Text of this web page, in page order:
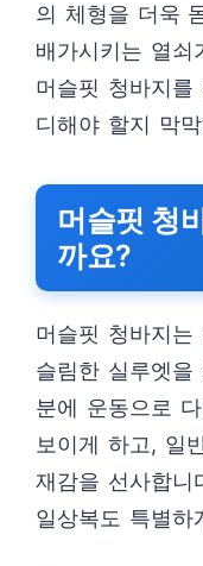
의 체형을 더욱
배가시키는 열쇠
머슬핏 청바지를
디해야 할지 막
머슬핏 청
까요?
머슬핏 청바지는
슬림한 실루엣을
분에 운동으로
보이게 하고, 일
재감을 선사합니
일상복도 특별